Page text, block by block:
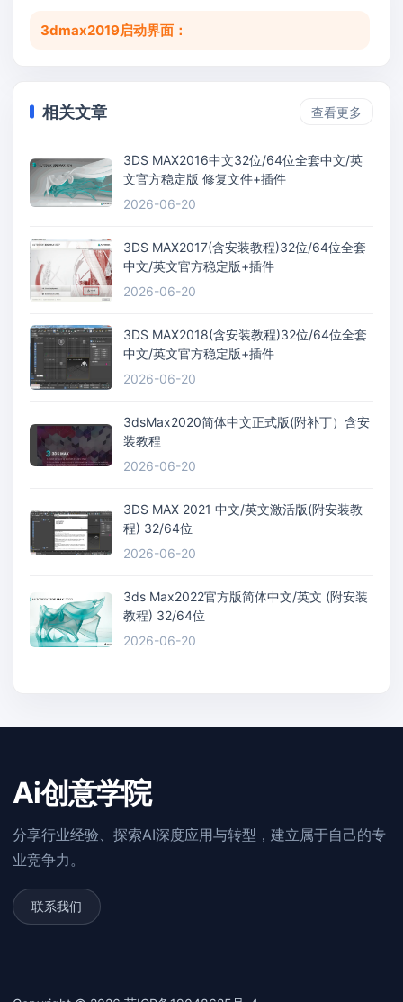
3dmax2019启动界面：
相关文章 查看更多
3DS MAX2016中文32位/64位全套中文/英
文官方稳定版 修复文件+插件
2026-06-20
3DS MAX2017(含安装教程)32位/64位全套
中文/英文官方稳定版+插件
2026-06-20
3DS MAX2018(含安装教程)32位/64位全套
中文/英文官方稳定版+插件
2026-06-20
3dsMax2020简体中文正式版(附补丁）含安
装教程
2026-06-20
3DS MAX 2021 中文/英文激活版(附安装教
程) 32/64位
2026-06-20
3ds Max2022官方版简体中文/英文 (附安装
教程) 32/64位
2026-06-20
Ai创意学院
分享行业经验、探索AI深度应用与转型，建立属于自己的专
业竞争力。
联系我们